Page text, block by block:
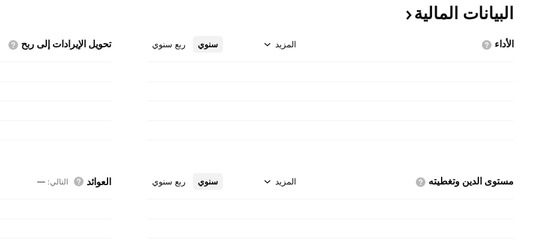
البيانات المالية
الأداء سنوي ربع سنوي المزيد تحويل الإيرادات إلى ربح
مستوى الدين وتغطيته سنوي ربع سنوي المزيد العوائد التالي:
—